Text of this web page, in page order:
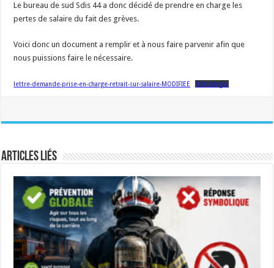
Le bureau de sud Sdis 44 a donc décidé de prendre en charge les
pertes de salaire du fait des grèves.
Voici donc un document a remplir et à nous faire parvenir afin que
nous puissions faire le nécessaire.
lettre-demande-prise-en-charge-retrait-sur-salaire-MODIFIEE Télécharger
Articles liés